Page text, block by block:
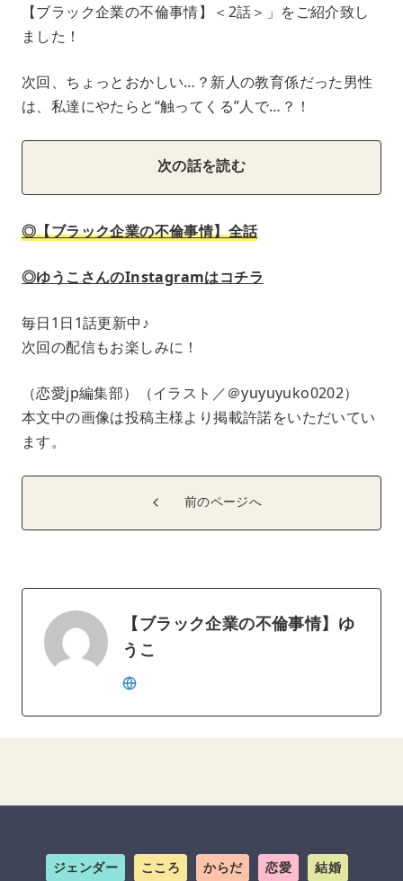
【ブラック企業の不倫事情】＜2話＞」をご紹介致し
ました！
次回、ちょっとおかしい…？新人の教育係だった男性
は、私達にやたらと“触ってくる”人で…？！
次の話を読む
◎【ブラック企業の不倫事情】全話
◎ゆうこさんのInstagramはコチラ
毎日1日1話更新中♪
次回の配信もお楽しみに！
（恋愛jp編集部）（イラスト／＠yuyuyuko0202）
本文中の画像は投稿主様より掲載許諾をいただいてい
ます。
前のページへ
【ブラック企業の不倫事情】ゆ
うこ
ジェンダー こころ からだ 恋愛 結婚